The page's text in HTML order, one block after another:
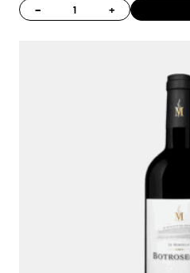
− +